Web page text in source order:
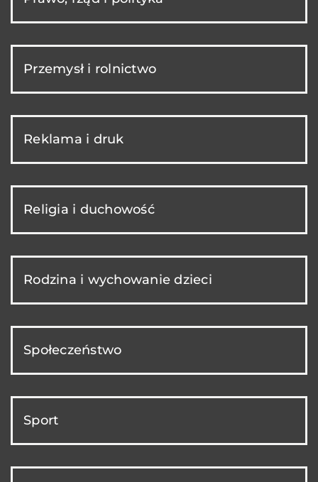
Przemysł i rolnictwo
Reklama i druk
Religia i duchowość
Rodzina i wychowanie dzieci
Społeczeństwo
Sport